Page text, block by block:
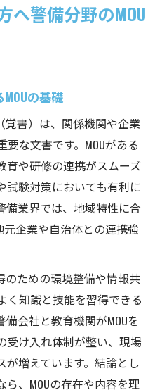
へ警備分野のMOU
の基礎
覚書）は、関係機関や企業
な文書です。MOUがある
育や研修の連携がスムーズ
試験対策においても有利に
備業界では、地域特性に合
元企業や自治体との連携強
のための環境整備や情報共
く知識と技能を習得できる
会社と教育機関がMOUを
受け入れ体制が整い、現場
増えています。結論とし
、MOUの存在や内容を理